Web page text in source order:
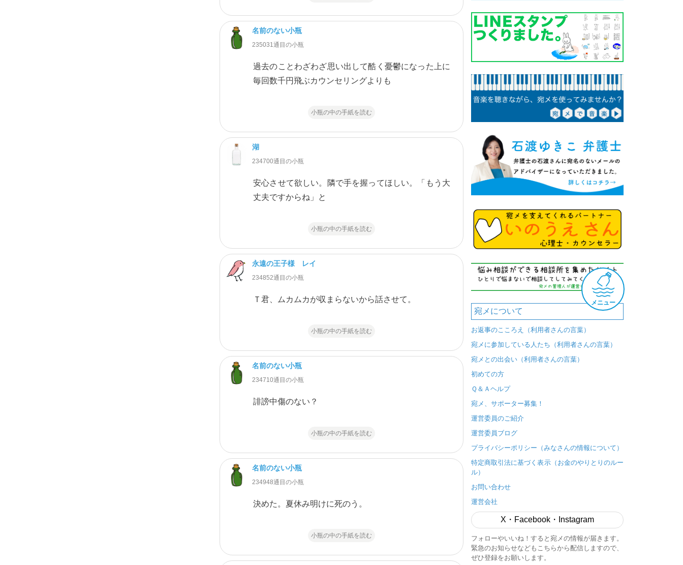
メニュー
名前のない小瓶
235031通目の小瓶
過去のことわざわざ思い出して酷く憂鬱になった上に
毎回数千円飛ぶカウンセリングよりも
小瓶の中の手紙を読む
湖
234700通目の小瓶
安心させて欲しい。隣で手を握ってほしい。「もう大
丈夫ですからね」と
小瓶の中の手紙を読む
永遠の王子様 レイ
234852通目の小瓶
Ｔ君、ムカムカが収まらないから話させて。
小瓶の中の手紙を読む
名前のない小瓶
234710通目の小瓶
誹謗中傷のない？
小瓶の中の手紙を読む
名前のない小瓶
234948通目の小瓶
決めた。夏休み明けに死のう。
小瓶の中の手紙を読む
宛メについて
お返事のこころえ（利用者さんの言葉）
宛メに参加している人たち（利用者さんの言葉）
宛メとの出会い（利用者さんの言葉）
初めての方
Ｑ＆Ａヘルプ
宛メ、サポーター募集！
運営委員のご紹介
運営委員ブログ
プライバシーポリシー（みなさんの情報について）
特定商取引法に基づく表示（お金のやりとりのルー
ル）
お問い合わせ
運営会社
X・Facebook・Instagram
フォローやいいね！すると宛メの情報が届きます。
緊急のお知らせなどもこちらから配信しますので、
ぜひ登録をお願いします。